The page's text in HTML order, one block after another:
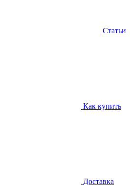
Статьи
Как купить
Доставка